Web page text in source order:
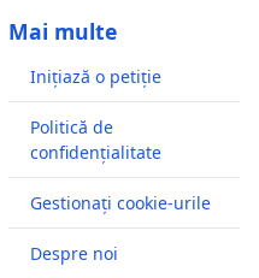
Mai multe
Inițiază o petiție
Politică de
confidențialitate
Gestionați cookie-urile
Despre noi